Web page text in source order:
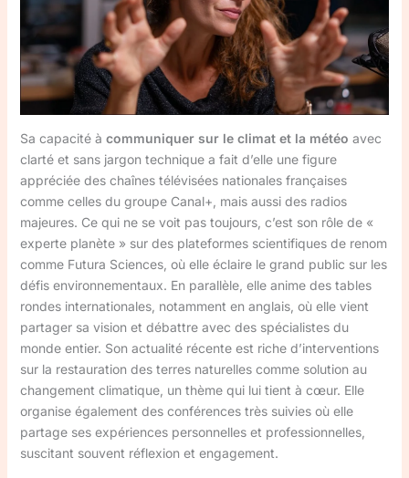
Sa capacité à communiquer sur le climat et la météo avec
clarté et sans jargon technique a fait d’elle une figure
appréciée des chaînes télévisées nationales françaises
comme celles du groupe Canal+, mais aussi des radios
majeures. Ce qui ne se voit pas toujours, c’est son rôle de «
experte planète » sur des plateformes scientifiques de renom
comme Futura Sciences, où elle éclaire le grand public sur les
défis environnementaux. En parallèle, elle anime des tables
rondes internationales, notamment en anglais, où elle vient
partager sa vision et débattre avec des spécialistes du
monde entier. Son actualité récente est riche d’interventions
sur la restauration des terres naturelles comme solution au
changement climatique, un thème qui lui tient à cœur. Elle
organise également des conférences très suivies où elle
partage ses expériences personnelles et professionnelles,
suscitant souvent réflexion et engagement.